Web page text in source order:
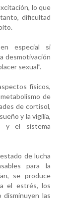
lo que
dificultad
especial si
desmotivación
sexual”.
físicos,
de
de cortisol,
y la vigilia,
y el sistema
de lucha
para la
se produce
el estrés, los
las